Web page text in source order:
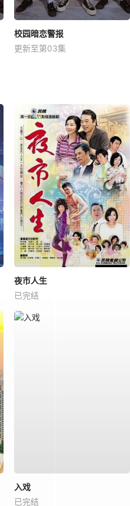
校园暗恋警报
更新至第03集
夜市人生
已完结
入戏
已完结